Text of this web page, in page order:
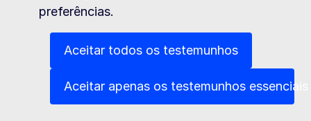
preferências.
Aceitar todos os testemunhos
Aceitar apenas os testemunhos essenciais
serviços da UE
informações gerais